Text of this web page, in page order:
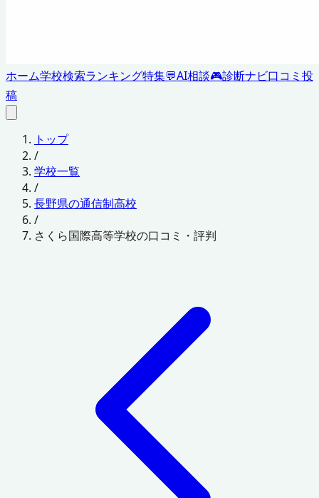
ホーム学校検索ランキング特集💬AI相談🎮診断ナビ口コミ投
稿
トップ
/
学校一覧
/
長野県の通信制高校
/
さくら国際高等学校の口コミ・評判